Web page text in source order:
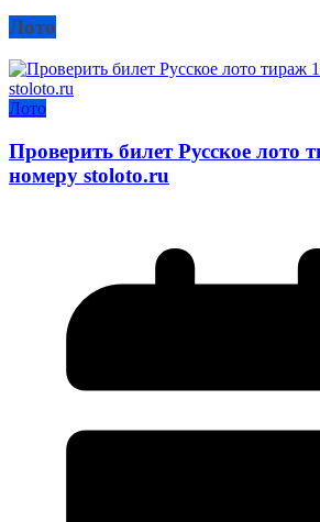
Лото
Лото
Проверить билет Русское лото
номеру stoloto.ru